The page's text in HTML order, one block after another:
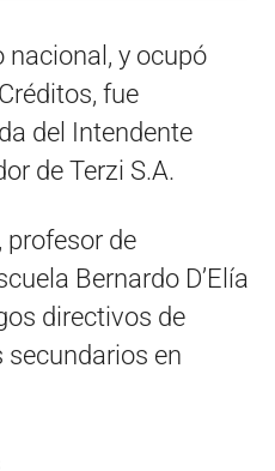
nacional, y ocupó
fue
del Intendente
de Terzi S.A.
profesor de
Bernardo D’Elía
directivos de
en